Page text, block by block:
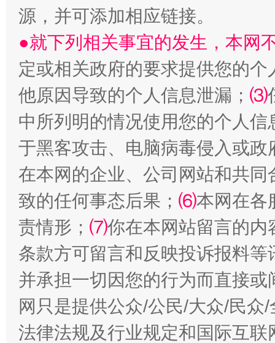
源，并可添加相应链接。
●就下列相关事宜的发生，本网
定或相关政府的要求提供您的个
他原因导致的个人信息泄漏； ⑶
中所列明的情况使用您的个人
于黑客攻击、电脑病毒侵入或
在本网的企业、公司网站和共
致的任何事态后果； ⑹本网在各
责情形； ⑺你在本网站留言的内
条款方可留言和反映投诉报料
并承担一切因您的行为而直接
网只是提供公众/公民/大众/民
法律法规及行业规定和国际互